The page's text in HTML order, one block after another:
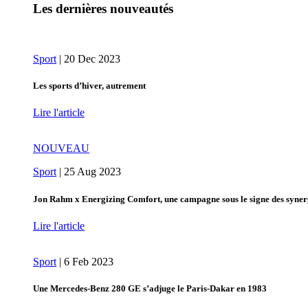
Les dernières nouveautés
Sport | 20 Dec 2023
Les sports d’hiver, autrement
Lire l'article
NOUVEAU
Sport| 25 Aug 2023
Jon Rahm x Energizing Comfort, une campagne sous le signe des
Lire l'article
Sport | 6 Feb 2023
Une Mercedes-Benz 280 GE s’adjuge le Paris-Dakar en 1983